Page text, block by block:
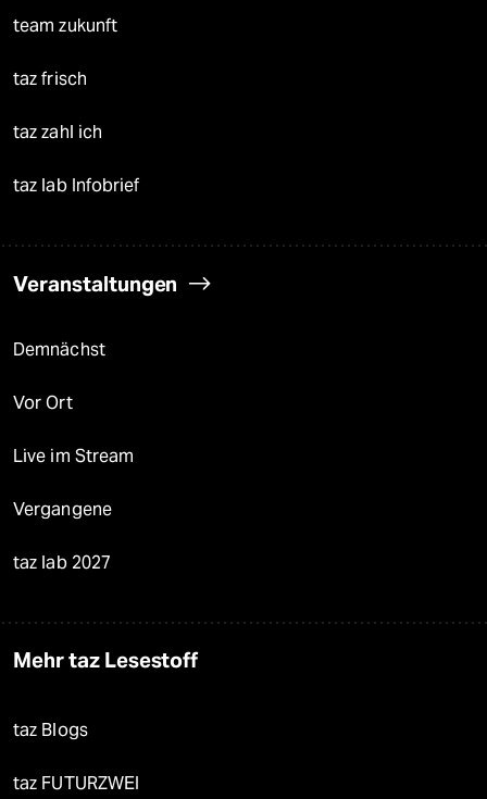
team zukunft
taz frisch
taz zahl ich
taz lab Infobrief
Veranstaltungen
Demnächst
Vor Ort
Live im Stream
Vergangene
taz lab 2027
Mehr taz Lesestoff
taz Blogs
taz FUTURZWEI